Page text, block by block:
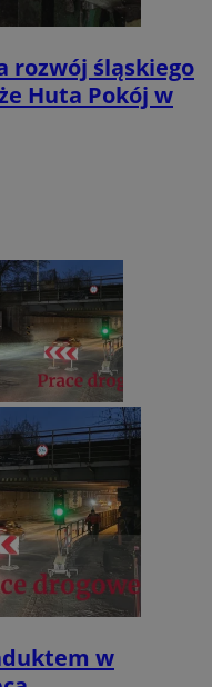
rozwój śląskiego
Huta Pokój w
w